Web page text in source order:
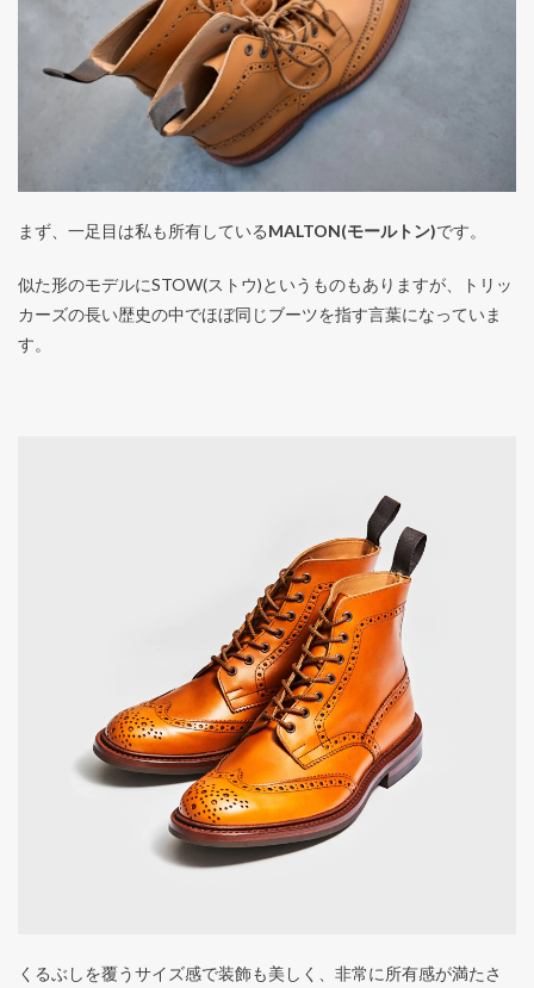
まず、一足目は私も所有しているMALTON(モールトン)です。
似た形のモデルにSTOW(ストウ)というものもありますが、トリッ
カーズの長い歴史の中でほぼ同じブーツを指す言葉になっていま
す。
くるぶしを覆うサイズ感で装飾も美しく、非常に所有感が満たさ